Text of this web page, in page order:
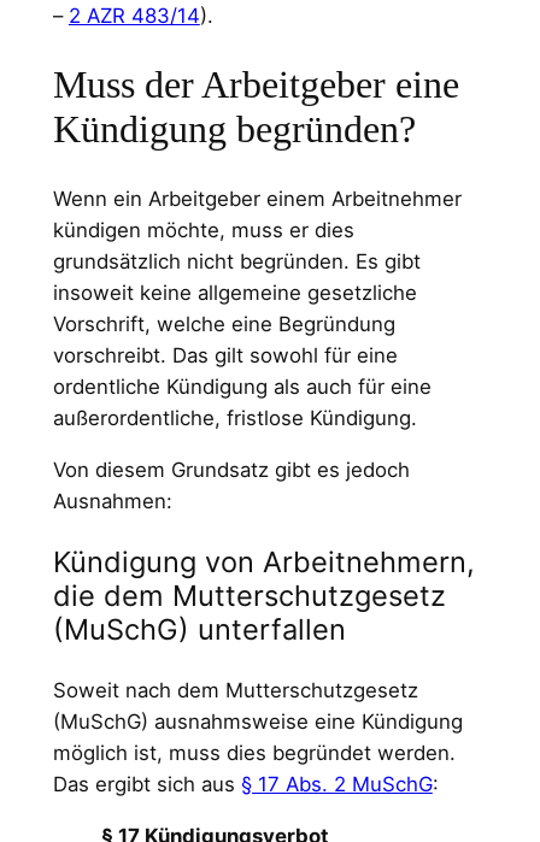
– 2 AZR 483/14).
Muss der Arbeitgeber eine
Kündigung begründen?
Wenn ein Arbeitgeber einem Arbeitnehmer
kündigen möchte, muss er dies
grundsätzlich nicht begründen. Es gibt
insoweit keine allgemeine gesetzliche
Vorschrift, welche eine Begründung
vorschreibt. Das gilt sowohl für eine
ordentliche Kündigung als auch für eine
außerordentliche, fristlose Kündigung.
Von diesem Grundsatz gibt es jedoch
Ausnahmen:
Kündigung von Arbeitnehmern,
die dem Mutterschutzgesetz
(MuSchG) unterfallen
Soweit nach dem Mutterschutzgesetz
(MuSchG) ausnahmsweise eine Kündigung
möglich ist, muss dies begründet werden.
Das ergibt sich aus § 17 Abs. 2 MuSchG:
§ 17 Kündigungsverbot